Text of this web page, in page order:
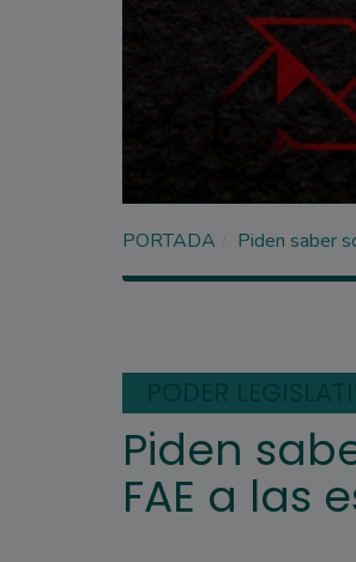
PORTADA Piden saber
Piden
FAE a las